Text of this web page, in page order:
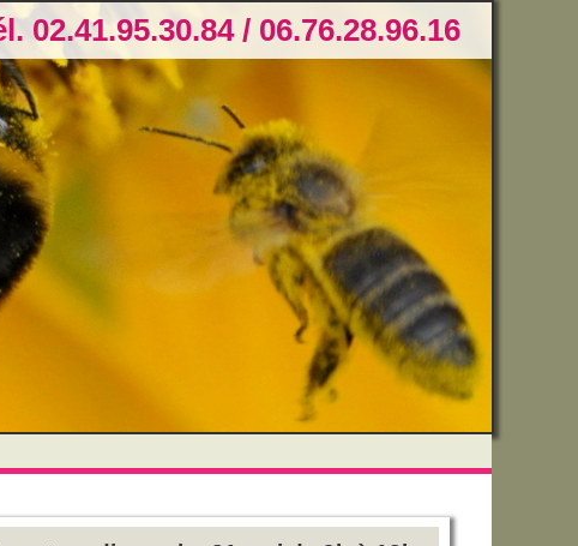
02.41.95.30.84 / 06.76.28.96.16